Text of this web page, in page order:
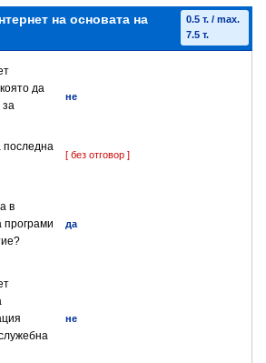
на основата на
0.5 т. / max.
7.5 т.
да
за
не
последна
[ без отговор ]
в
програми
да
не